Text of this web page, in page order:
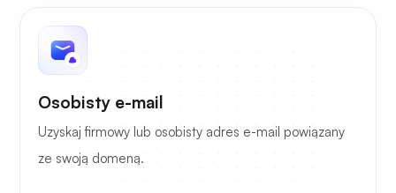
Osobisty e-mail
Uzyskaj firmowy lub osobisty adres e-mail powiązany
ze swoją domeną.